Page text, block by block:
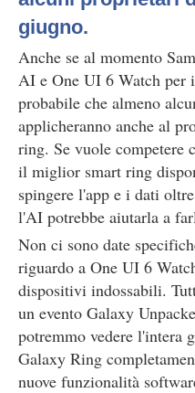
giugno.
Anche se al momento
AI e One UI 6 Watch per
probabile che almeno
applicheranno anche al
ring. Se vuole competere
il miglior smart ring
spingere l'app e i dati
l'AI potrebbe aiutarla a
Non ci sono date
riguardo a One UI 6
dispositivi indossabili.
un evento Galaxy
potremmo vedere l'intera
Galaxy Ring
nuove funzionalità